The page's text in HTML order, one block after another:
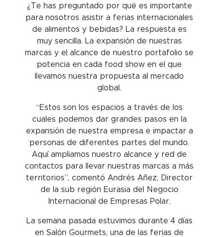
¿Te has preguntado por qué es importante
para nosotros asistir a ferias internacionales
de alimentos y bebidas? La respuesta es
muy sencilla. La expansión de nuestras
marcas y el alcance de nuestro portafolio se
potencia en cada food show en el que
llevamos nuestra propuesta al mercado
global.
“Estos son los espacios a través de los
cuales podemos dar grandes pasos en la
expansión de nuestra empresa e impactar a
personas de diferentes partes del mundo.
Aquí ampliamos nuestro alcance y red de
contactos para llevar nuestras marcas a más
territorios”, comentó Andrés Añez, Director
de la sub región Eurasia del Negocio
Internacional de Empresas Polar.
La semana pasada estuvimos durante 4 días
en Salón Gourmets, una de las ferias de